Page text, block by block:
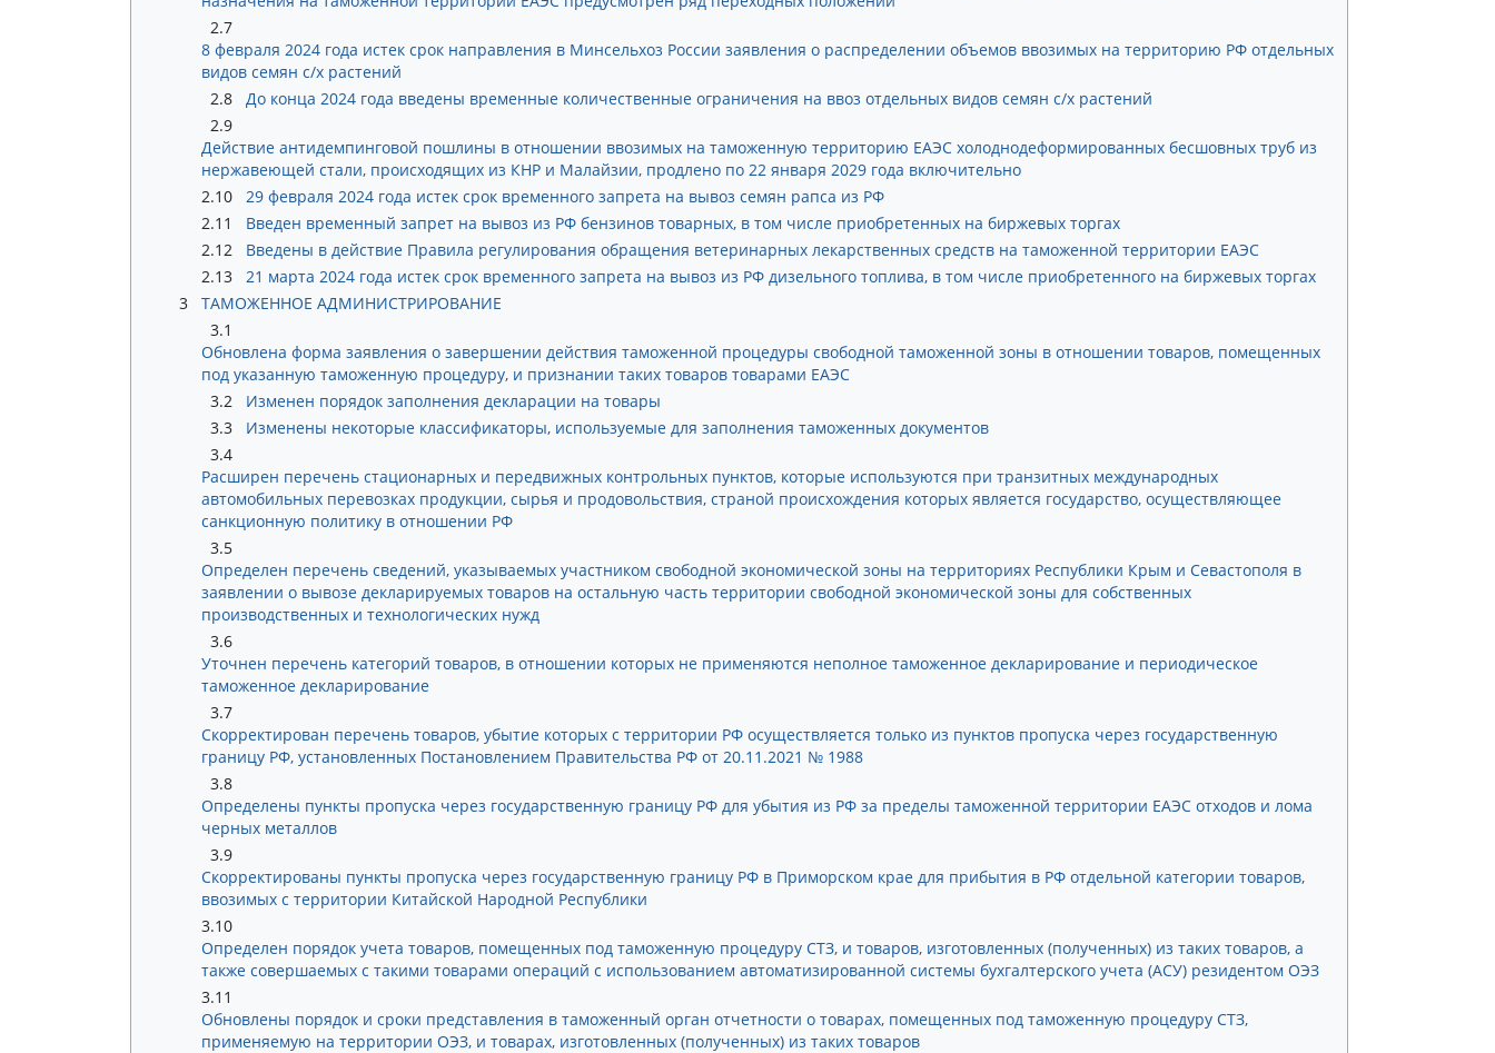
2.7
8 февраля 2024 года истек срок направления в Минсельхоз России заявления о распределении объемов ввозимых на территорию РФ отдельных
видов семян с/х растений
2.8
До конца 2024 года введены временные количественные ограничения на ввоз отдельных видов семян с/х растений
2.9
Действие антидемпинговой пошлины в отношении ввозимых на таможенную территорию ЕАЭС холоднодеформированных бесшовных труб из
нержавеющей стали, происходящих из КНР и Малайзии, продлено по 22 января 2029 года включительно
2.10
29 февраля 2024 года истек срок временного запрета на вывоз семян рапса из РФ
2.11
Введен временный запрет на вывоз из РФ бензинов товарных, в том числе приобретенных на биржевых торгах
2.12
Введены в действие Правила регулирования обращения ветеринарных лекарственных средств на таможенной территории ЕАЭС
2.13
21 марта 2024 года истек срок временного запрета на вывоз из РФ дизельного топлива, в том числе приобретенного на биржевых торгах
3
ТАМОЖЕННОЕ АДМИНИСТРИРОВАНИЕ
3.1
Обновлена форма заявления о завершении действия таможенной процедуры свободной таможенной зоны в отношении товаров, помещенных
под указанную таможенную процедуру, и признании таких товаров товарами ЕАЭС
3.2
Изменен порядок заполнения декларации на товары
3.3
Изменены некоторые классификаторы, используемые для заполнения таможенных документов
3.4
Расширен перечень стационарных и передвижных контрольных пунктов, которые используются при транзитных международных
автомобильных перевозках продукции, сырья и продовольствия, страной происхождения которых является государство, осуществляющее
санкционную политику в отношении РФ
3.5
Определен перечень сведений, указываемых участником свободной экономической зоны на территориях Республики Крым и Севастополя в
заявлении о вывозе декларируемых товаров на остальную часть территории свободной экономической зоны для собственных
производственных и технологических нужд
3.6
Уточнен перечень категорий товаров, в отношении которых не применяются неполное таможенное декларирование и периодическое
таможенное декларирование
3.7
Скорректирован перечень товаров, убытие которых с территории РФ осуществляется только из пунктов пропуска через государственную
границу РФ, установленных Постановлением Правительства РФ от 20.11.2021 № 1988
3.8
Определены пункты пропуска через государственную границу РФ для убытия из РФ за пределы таможенной территории ЕАЭС отходов и лома
черных металлов
3.9
Скорректированы пункты пропуска через государственную границу РФ в Приморском крае для прибытия в РФ отдельной категории товаров,
ввозимых с территории Китайской Народной Республики
3.10
Определен порядок учета товаров, помещенных под таможенную процедуру СТЗ, и товаров, изготовленных (полученных) из таких товаров, а
также совершаемых с такими товарами операций с использованием автоматизированной системы бухгалтерского учета (АСУ) резидентом ОЭЗ
3.11
Обновлены порядок и сроки представления в таможенный орган отчетности о товарах, помещенных под таможенную процедуру СТЗ,
применяемую на территории ОЭЗ, и товарах, изготовленных (полученных) из таких товаров